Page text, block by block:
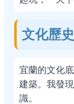
文化歷
宜蘭的文化
建築。我發
識。